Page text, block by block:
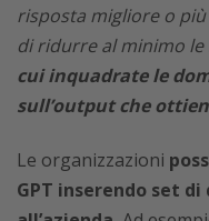
risposta migliore o
di ridurre al minimo
cui inquadrate le
sull’output che
Le organizzazioni
GPT inserendo set